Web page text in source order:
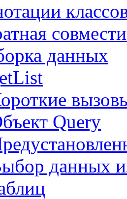
данных
Query
данных